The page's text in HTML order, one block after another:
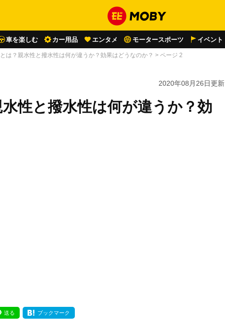
車を楽しむ カー用品 エンタメ モータースポーツ イベント
は？親水性と撥水性は何が違うか？効果はどうなのか？ > ページ 2
2020年08月26日更新
性と撥水性は何が違うか？効
送る ブックマーク